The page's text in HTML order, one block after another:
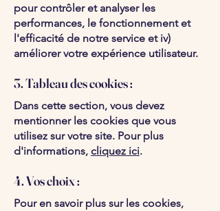
pour contrôler et analyser les
performances, le fonctionnement et
l'efficacité de notre service et iv)
améliorer votre expérience utilisateur.
3. Tableau des cookies :
Dans cette section, vous devez
mentionner les cookies que vous
utilisez sur votre site. Pour plus
d'informations, cliquez ici.
4. Vos choix :
Pour en savoir plus sur les cookies,